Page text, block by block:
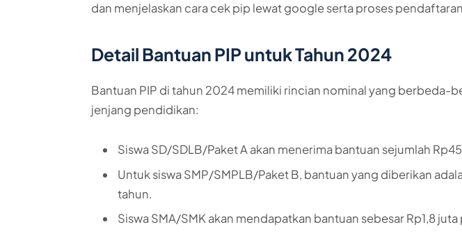
dan menjelaskan cara cek pip lewat google serta proses pendaftaran
Detail Bantuan PIP untuk Tahun 2024
Bantuan PIP di tahun 2024 memiliki rincian nominal yang berbeda-
jenjang pendidikan:
Siswa SD/SDLB/Paket A akan menerima bantuan sejumlah
Untuk siswa SMP/SMPLB/Paket B, bantuan yang diberikan
tahun.
Siswa SMA/SMK akan mendapatkan bantuan sebesar Rp1,8 juta